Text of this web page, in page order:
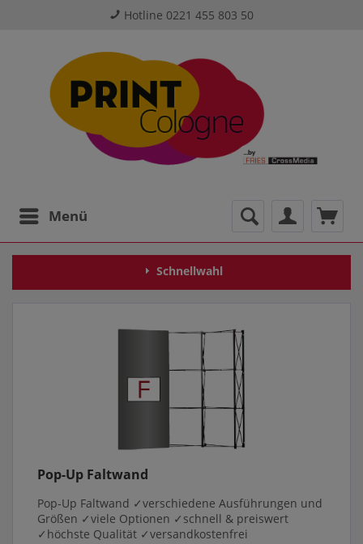
Hotline 0221 455 803 50
Menü
Schnellwahl
Pop-Up Faltwand
Pop-Up Faltwand ✓verschiedene Ausführungen und
Größen ✓viele Optionen ✓schnell & preiswert
✓höchste Qualität ✓versandkostenfrei